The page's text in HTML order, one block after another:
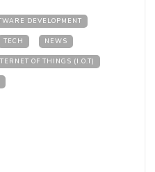
DEVELOPMENT
TECH NEWS
OF THINGS (I.O.T)